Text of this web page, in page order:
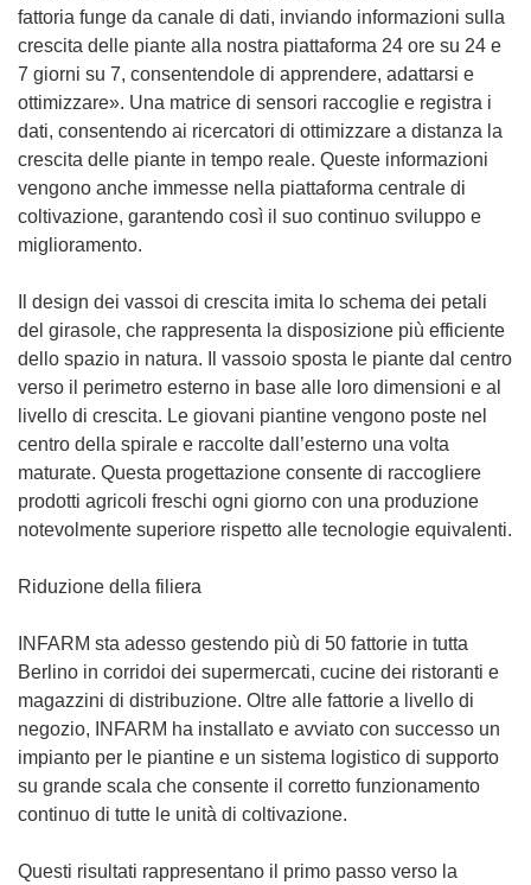
fattoria funge da canale di dati, inviando informazioni sulla
crescita delle piante alla nostra piattaforma 24 ore su 24 e
7 giorni su 7, consentendole di apprendere, adattarsi e
ottimizzare». Una matrice di sensori raccoglie e registra i
dati, consentendo ai ricercatori di ottimizzare a distanza la
crescita delle piante in tempo reale. Queste informazioni
vengono anche immesse nella piattaforma centrale di
coltivazione, garantendo così il suo continuo sviluppo e
miglioramento.
Il design dei vassoi di crescita imita lo schema dei petali
del girasole, che rappresenta la disposizione più efficiente
dello spazio in natura. Il vassoio sposta le piante dal centro
verso il perimetro esterno in base alle loro dimensioni e al
livello di crescita. Le giovani piantine vengono poste nel
centro della spirale e raccolte dall’esterno una volta
maturate. Questa progettazione consente di raccogliere
prodotti agricoli freschi ogni giorno con una produzione
notevolmente superiore rispetto alle tecnologie equivalenti.
Riduzione della filiera
INFARM sta adesso gestendo più di 50 fattorie in tutta
Berlino in corridoi dei supermercati, cucine dei ristoranti e
magazzini di distribuzione. Oltre alle fattorie a livello di
negozio, INFARM ha installato e avviato con successo un
impianto per le piantine e un sistema logistico di supporto
su grande scala che consente il corretto funzionamento
continuo di tutte le unità di coltivazione.
Questi risultati rappresentano il primo passo verso la